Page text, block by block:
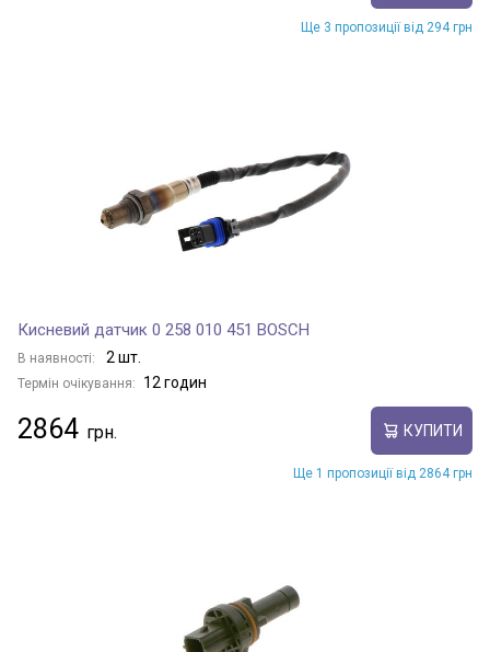
Ще 3 пропозиції від 294 грн
Кисневий датчик 0 258 010 451 BOSCH
В наявності: 2 шт.
Термін очікування: 12 годин
2864 КУПИТИ
Ще 1 пропозиції від 2864 грн